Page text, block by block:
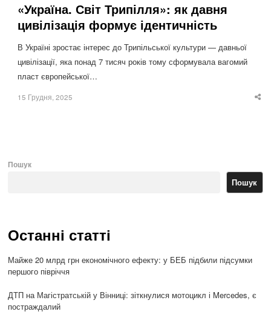
«Україна. Світ Трипілля»: як давня
цивілізація формує ідентичність
В Україні зростає інтерес до Трипільської культури — давньої
цивілізації, яка понад 7 тисяч років тому сформувала вагомий
пласт європейської…
15 Грудня, 2025
Пошук
Пошук
Останні статті
Майже 20 млрд грн економічного ефекту: у БЕБ підбили підсумки
першого півріччя
ДТП на Магістратській у Вінниці: зіткнулися мотоцикл і Mercedes, є
постраждалий